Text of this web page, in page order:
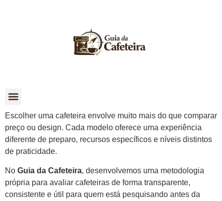
Escolher uma cafeteira envolve muito mais do que comparar
preço ou design. Cada modelo oferece uma experiência
diferente de preparo, recursos específicos e níveis distintos
de praticidade.
No Guia da Cafeteira, desenvolvemos uma metodologia
própria para avaliar cafeteiras de forma transparente,
consistente e útil para quem está pesquisando antes da